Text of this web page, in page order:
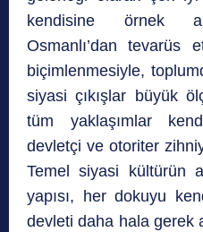
kendisine örnek
Osmanlı’dan tevarüs
biçimlenmesiyle,
siyasi çıkışlar büyük
tüm yaklaşımlar
devletçi ve otoriter
Temel siyasi kültürün
yapısı, her dokuyu
devleti daha hala gerek